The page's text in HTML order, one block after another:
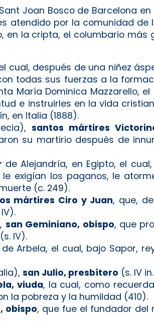
Joan Bosco de Barcelona
atendido por la comunidad de
en la cripta, el columbario más
cual, después de una niñez
todas sus fuerzas a la
María Dominica Mazzarello,
e instruirles en la vida
en Italia (1888).
santos mártires
su martirio después de
de Alejandría, en Egipto, el
exigían los paganos, le
(c. 249).
mártires Ciro y Juan, que,
san Geminiano, obispo, que
IV).
de Arbela, el cual, bajo Sapor,
san Julio, presbítero (s. IV
viuda, la cual, como
la pobreza y la humildad (410).
obispo, que fue el fundador del